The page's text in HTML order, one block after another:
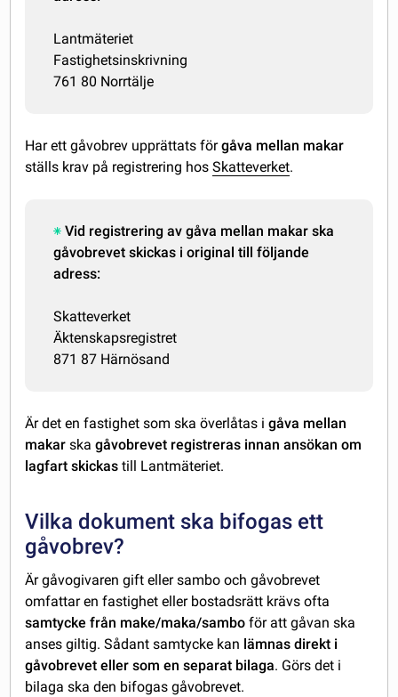
Lantmäteriet
Fastighetsinskrivning
761 80 Norrtälje
Har ett gåvobrev upprättats förgåva mellan makar
ställs krav på registrering hosSkatteverket.
Vid registrering av gåva mellan makar ska
gåvobrevet skickas i original till följande
adress:
Skatteverket
Äktenskapsregistret
871 87 Härnösand
Är det en fastighet som ska överlåtas igåva mellan
makarskagåvobrevet registreras innan ansökan om
lagfart skickastill Lantmäteriet.
Vilka dokument ska bifogas ett
gåvobrev?
Är gåvogivaren gift eller sambo och gåvobrevet
omfattar en fastighet eller bostadsrätt krävs ofta
samtycke från make/maka/sambo för att gåvan ska
anses giltig. Sådant samtycke kan lämnas direkt i
gåvobrevet eller som en separat bilaga. Görs det i
bilaga ska den bifogas gåvobrevet.